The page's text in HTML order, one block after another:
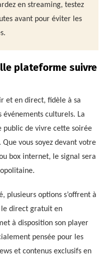
en streaming, testez
avant pour éviter les
plateforme suivre
et en direct, fidèle à sa
culturels. La
public de vivre cette soirée
vous soyez devant votre
box internet, le signal sera
plusieurs options s’offrent à
le direct gratuit en
à disposition son player
pensée pour les
et contenus exclusifs en